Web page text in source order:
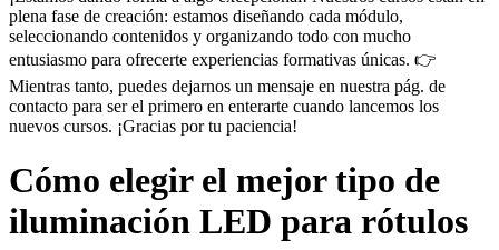
plena fase de creación: estamos diseñando cada módulo,
seleccionando contenidos y organizando todo con mucho
entusiasmo para ofrecerte experiencias formativas únicas. 👉
Mientras tanto, puedes dejarnos un mensaje en nuestra pág. de
contacto para ser el primero en enterarte cuando lancemos los
nuevos cursos. ¡Gracias por tu paciencia!
Cómo elegir el mejor tipo de
iluminación LED para rótulos